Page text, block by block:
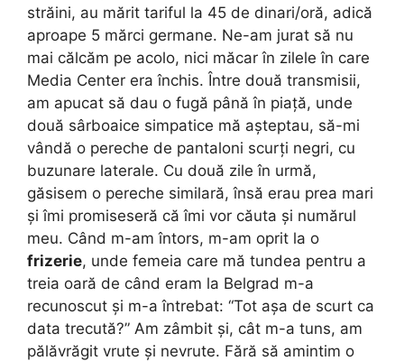
străini, au mărit tariful la 45 de dinari/oră, adică
aproape 5 mărci germane. Ne-am jurat să nu
mai călcăm pe acolo, nici măcar în zilele în care
Media Center era închis. Între două transmisii,
am apucat să dau o fugă până în piață, unde
două sârboaice simpatice mă așteptau, să-mi
vândă o pereche de pantaloni scurți negri, cu
buzunare laterale. Cu două zile în urmă,
găsisem o pereche similară, însă erau prea mari
și îmi promiseseră că îmi vor căuta și numărul
meu. Când m-am întors, m-am oprit la o
frizerie, unde femeia care mă tundea pentru a
treia oară de când eram la Belgrad m-a
recunoscut și m-a întrebat: “Tot așa de scurt ca
data trecută?” Am zâmbit și, cât m-a tuns, am
pălăvrăgit vrute și nevrute. Fără să amintim o